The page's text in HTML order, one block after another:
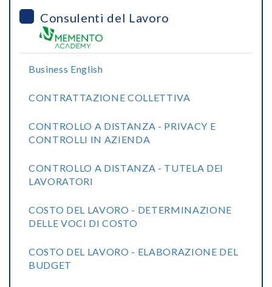
Consulenti del Lavoro
Business English
CONTRATTAZIONE COLLETTIVA
CONTROLLO A DISTANZA - PRIVACY E
CONTROLLI IN AZIENDA
CONTROLLO A DISTANZA - TUTELA DEI
LAVORATORI
COSTO DEL LAVORO - DETERMINAZIONE
DELLE VOCI DI COSTO
COSTO DEL LAVORO - ELABORAZIONE DEL
BUDGET